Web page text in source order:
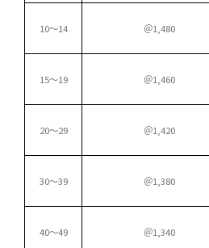
10〜14 ＠1,480
15～19 ＠1,460
20～29 ＠1,420
30～39 ＠1,380
40～49 ＠1,340